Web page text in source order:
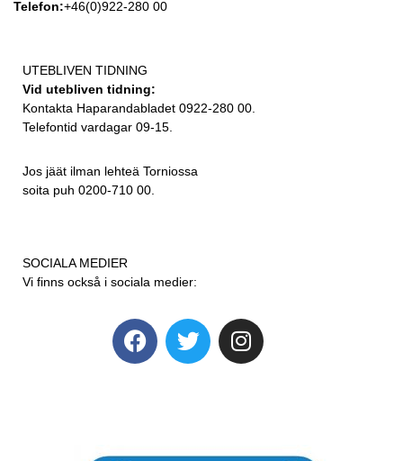
Telefon:+46(0)922-280 00
UTEBLIVEN TIDNING
Vid utebliven tidning:
Kontakta Haparandabladet 0922-280 00.
Telefontid vardagar 09-15.
Jos jäät ilman lehteä Torniossa
soita puh 0200-710 00.
SOCIALA MEDIER
Vi finns också i sociala medier: